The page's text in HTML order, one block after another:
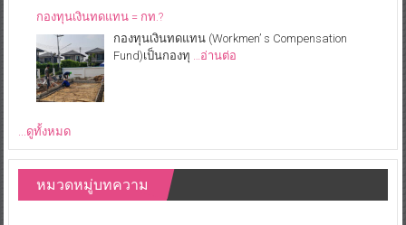
กองทุนเงินทดแทน = กท.?
กองทุนเงินทดแทน (Workmen’ s Compensation
Fund)เป็นกองทุ …อ่านต่อ
...ดูทั้งหมด
หมวดหมู่บทความ